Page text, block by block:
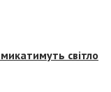
світло